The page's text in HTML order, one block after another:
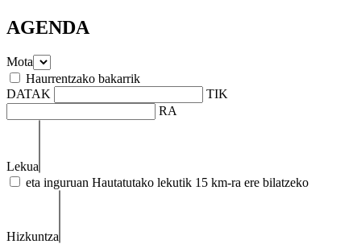
AGENDA
Mota
Haurrentzako bakarrik
DATAK
TIK
RA
Lekua
eta inguruan Hautatutako lekutik 15 km-ra ere bilatzeko
Hizkuntza